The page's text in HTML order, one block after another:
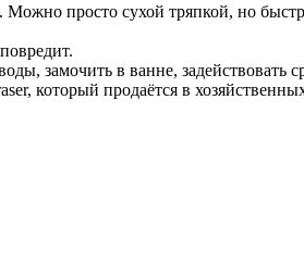
просто сухой тряпкой, но
замочить в ванне, задействовать
который продаётся в